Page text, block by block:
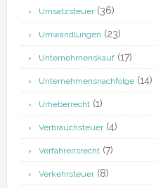
Umsatzsteuer(36)
Umwandlungen (23)
Unternehmenskauf(17)
Unternehmensnachfolge(14)
Urheberrecht(1)
Verbrauchsteuer(4)
Verfahrensrecht(7)
Verkehrsteuer(8)